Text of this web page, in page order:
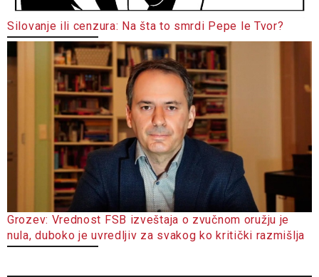
Silovanje ili cenzura: Na šta to smrdi Pepe le Tvor?
Grozev: Vrednost FSB izveštaja o zvučnom oružju je
nula, duboko je uvredljiv za svakog ko kritički razmišlja